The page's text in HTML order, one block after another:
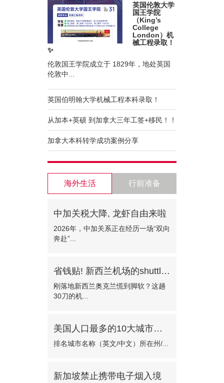
英国伦敦大学
国王学院
（King’s
College
London）机
械工程录取！
✨
伦敦国王学院成立于 1829年，地处英国
伦敦中...
英国伯明翰大学机械工程本科录取！
从加本+英硕 到加拿大三年工签+移民！！
加拿大本科转学成功案例分享
海外生活 行前准备
中加关税大降, 龙虾自由来啦
2026年，中加关系正在经历一场“双向
奔赴”...
省钱贴! 新西兰机场的shuttle bus!—门对门只需30纽币
刚落地新西兰奥克兰慌到脚软？这趟
30刀的机...
美国人口最多的10大城市有哪些?
排名城市名称（英文/中文）所在州/...
新加坡禁止携带电子烟入境